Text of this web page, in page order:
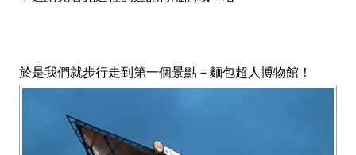
於是我們就步行走到第一個景點－麵包超人博物館！